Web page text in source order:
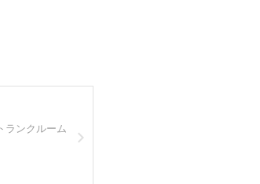
ランクルーム